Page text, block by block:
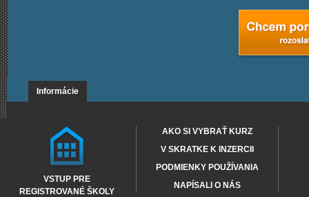
Informácie
VSTUP PRE
REGISTROVANÉ ŠKOLY
AKO SI VYBRAŤ KURZ
V SKRATKE K INZERCII
PODMIENKY POUŽÍVANIA
NAPÍSALI O NÁS